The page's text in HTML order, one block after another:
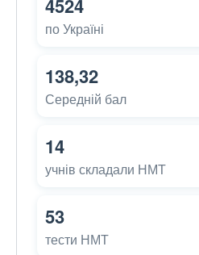
4524
по Україні
138,32
Середній бал
14
учнів складали НМТ
53
тести НМТ